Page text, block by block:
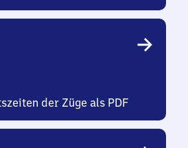
der Züge als PDF